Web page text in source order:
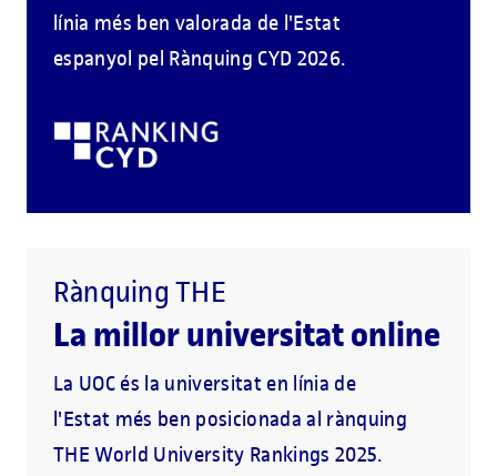
línia més ben valorada de l'Estat
espanyol pel Rànquing CYD 2026.
Rànquing THE
La millor universitat online
La UOC és la universitat en línia de
l'Estat més ben posicionada al rànquing
THE World University Rankings 2025.